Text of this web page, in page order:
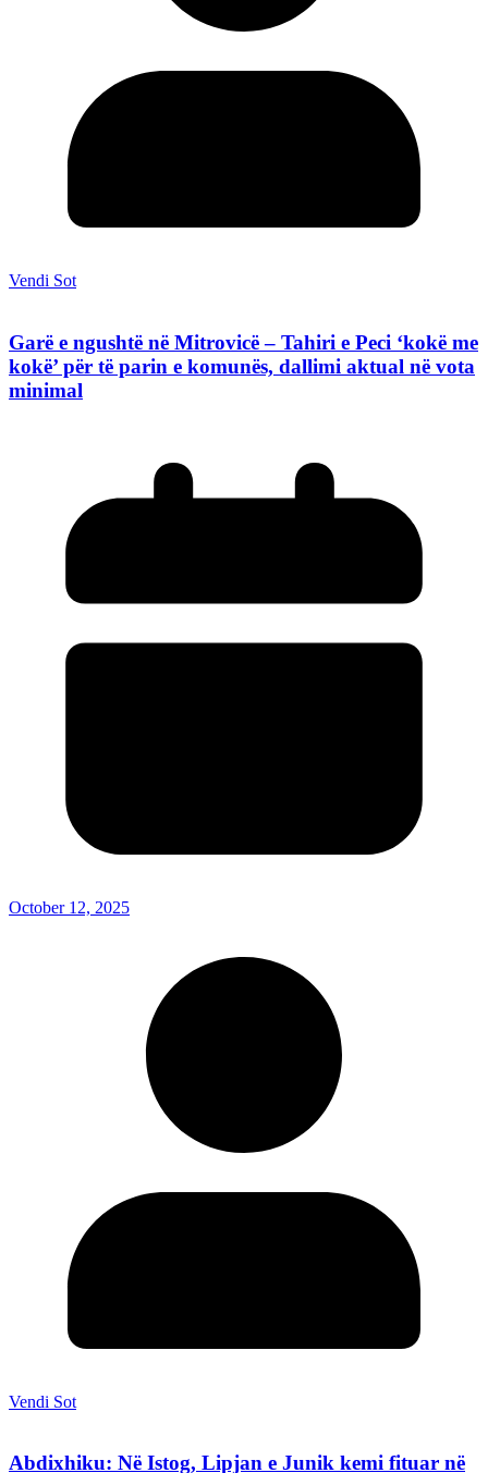
Vendi Sot
Garë e ngushtë në Mitrovicë – Tahiri e Peci ‘kokë me
kokë’ për të parin e komunës, dallimi aktual në vota
minimal
October 12, 2025
Vendi Sot
Abdixhiku: Në Istog, Lipjan e Junik kemi fituar në